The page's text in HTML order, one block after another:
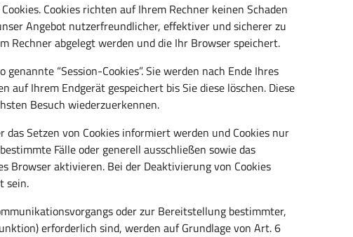
Cookies richten auf Ihrem Rechner keinen Schaden
Angebot nutzerfreundlicher, effektiver und sicherer zu
Rechner abgelegt werden und die Ihr Browser speichert.
“Session-Cookies”. Sie werden nach Ende Ihres
auf Ihrem Endgerät gespeichert bis Sie diese löschen. Diese
Besuch wiederzuerkennen.
Setzen von Cookies informiert werden und Cookies nur
Fälle oder generell ausschließen sowie das
Browser aktivieren. Bei der Deaktivierung von Cookies
sein.
oder zur Bereitstellung bestimmter,
erforderlich sind, werden auf Grundlage von Art. 6